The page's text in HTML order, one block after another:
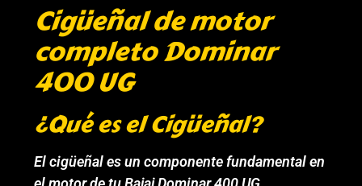
Cigüeñal de motor
completo Dominar
400 UG
¿Qué es el Cigüeñal?
El cigüeñal es un componente fundamental en